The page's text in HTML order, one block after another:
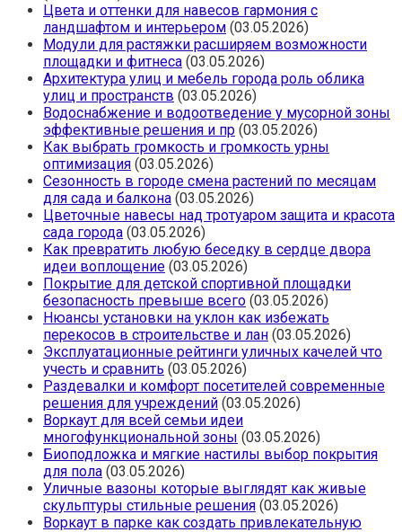
Цвета и оттенки для навесов гармония с
ландшафтом и интерьером (03.05.2026)
Модули для растяжки расширяем возможности
площадки и фитнеса (03.05.2026)
Архитектура улиц и мебель города роль облика
улиц и пространств (03.05.2026)
Водоснабжение и водоотведение у мусорной зоны
эффективные решения и пр (03.05.2026)
Как выбрать громкость и громкость урны
оптимизация (03.05.2026)
Сезонность в городе смена растений по месяцам
для сада и балкона (03.05.2026)
Цветочные навесы над тротуаром защита и красота
сада города (03.05.2026)
Как превратить любую беседку в сердце двора
идеи воплощение (03.05.2026)
Покрытие для детской спортивной площадки
безопасность превыше всего (03.05.2026)
Нюансы установки на уклон как избежать
перекосов в строительстве и лан (03.05.2026)
Эксплуатационные рейтинги уличных качелей что
учесть и сравнить (03.05.2026)
Раздевалки и комфорт посетителей современные
решения для учреждений (03.05.2026)
Воркаут для всей семьи идеи
многофункциональной зоны (03.05.2026)
Биоподложка и мягкие настилы выбор покрытия
для пола (03.05.2026)
Уличные вазоны которые выглядят как живые
скульптуры стильные решения (03.05.2026)
Воркаут в парке как создать привлекательную